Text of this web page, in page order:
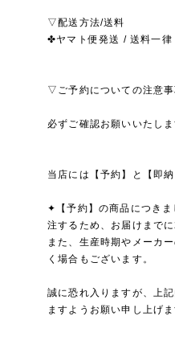
▽配送方法/送料
✤ヤマト便発送 / 送料一
▽ご予約についての注意
必ずご確認お願いいたしま
当店には【予約】と【即
✦【予約】の商品につき
注するため、お届けまで
また、生産時期やメーカ
く場合もございます。
誠に恐れ入りますが、上
ますようお願い申し上げま